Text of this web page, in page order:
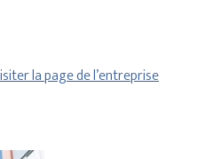
la page de l’entreprise